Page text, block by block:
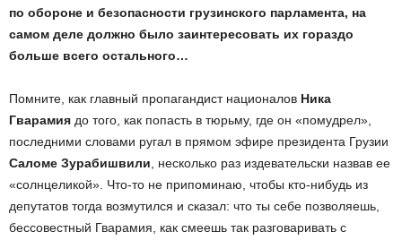
по обороне и безопасности грузинского парламента, на
самом деле должно было заинтересовать их гораздо
больше всего остального…
Помните, как главный пропагандист националов Ника
Гварамия до того, как попасть в тюрьму, где он «помудрел»,
последними словами ругал в прямом эфире президента Грузии
Саломе Зурабишвили , несколько раз издевательски назвав ее
«солнцеликой». Что-то не припоминаю, чтобы кто-нибудь из
депутатов тогда возмутился и сказал: что ты себе позволяешь,
бессовестный Гварамия, как смеешь так разговаривать с